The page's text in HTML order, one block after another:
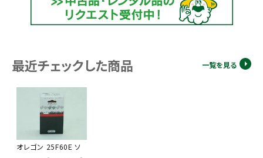
最近チェックした商品 一覧を見る
オレゴン 25F60E ソ